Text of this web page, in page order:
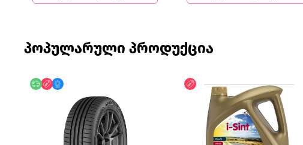
პოპულარული პროდუქცია
უფასო მიწოდება
ფასდაკლება ფასდაკლება